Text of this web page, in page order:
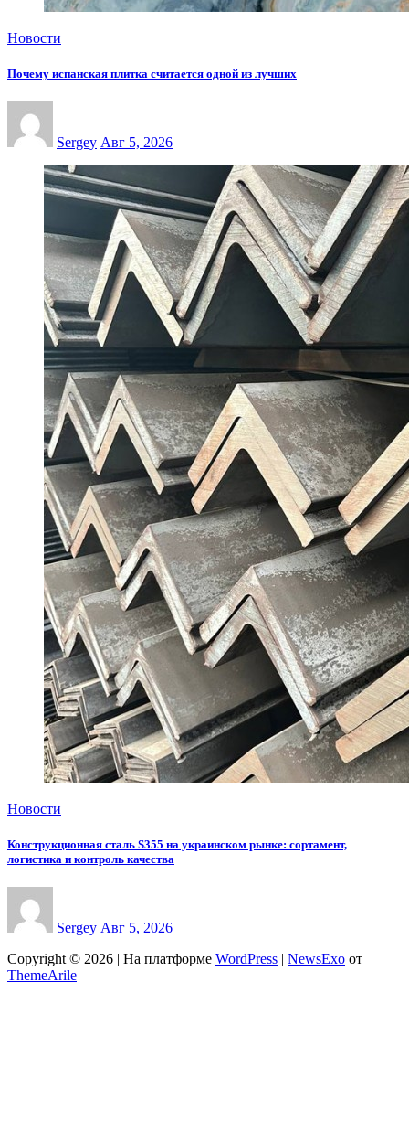
Новости
Почему испанская плитка считается одной из лучших
Sergey Авг 5, 2026
Новости
Конструкционная сталь S355 на украинском рынке: сортамент,
логистика и контроль качества
Sergey Авг 5, 2026
Copyright © 2026 | На платформе WordPress NewsExo от
ThemeArile